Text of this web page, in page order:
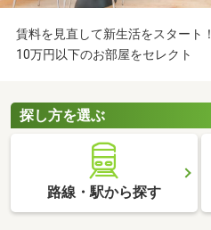
賃料を見直して新生活をスタート！
10万円以下のお部屋をセレクト
探し方を選ぶ
路線・駅から探す